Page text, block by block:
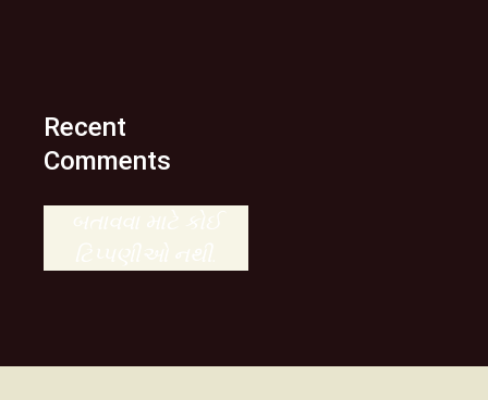
Recent
Comments
બતાવવા માટે કોઈ
ટિપ્પણીઓ નથી.